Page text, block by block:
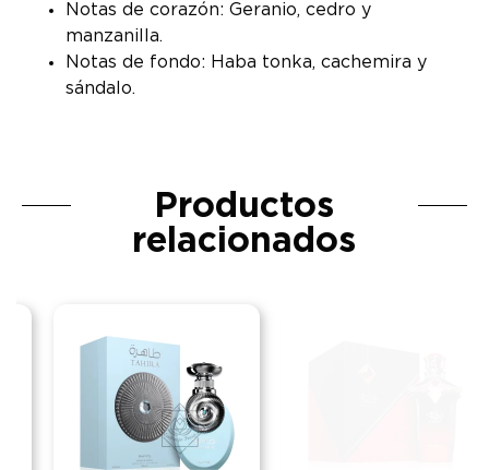
Notas de corazón: Geranio, cedro y
manzanilla.
Notas de fondo: Haba tonka, cachemira y
sándalo.
Productos
relacionados